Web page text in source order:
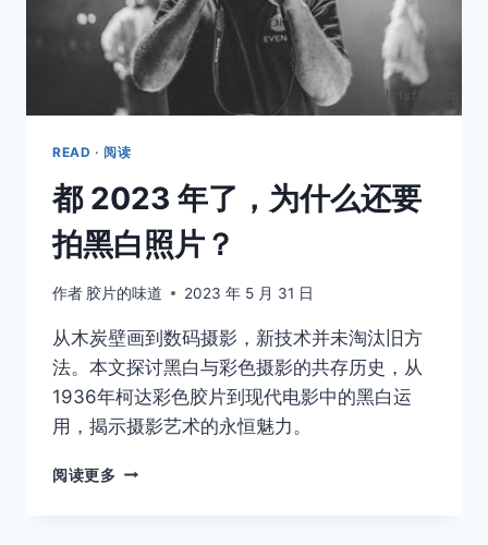
载
的
照
片
READ · 阅读
都 2023 年了，为什么还要
拍黑白照片？
作者 胶片的味道 2023 年 5 月 31 日
从木炭壁画到数码摄影，新技术并未淘汰旧方
法。本文探讨黑白与彩色摄影的共存历史，从
1936年柯达彩色胶片到现代电影中的黑白运
用，揭示摄影艺术的永恒魅力。
阅读更多 都